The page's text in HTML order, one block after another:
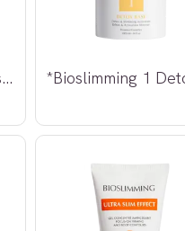
*Anolyte Fogger for større rom